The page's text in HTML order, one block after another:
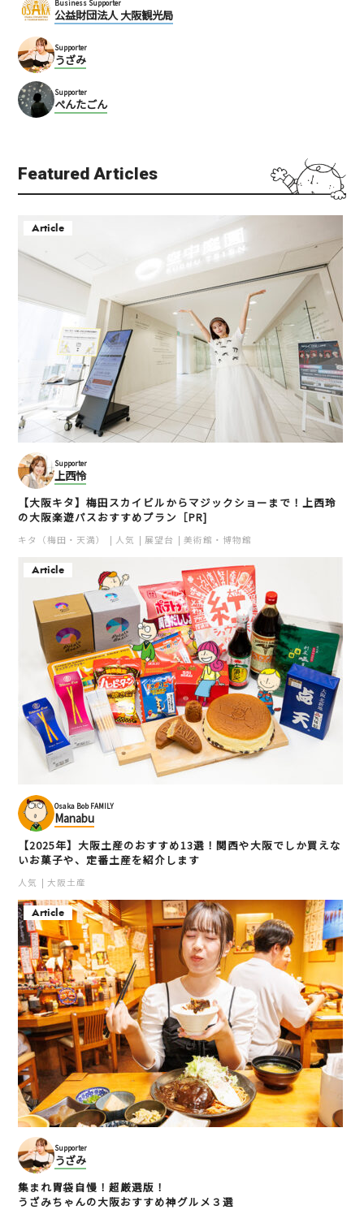
Business Supporter
公益財団法人 大阪観光局
Supporter
うざみ
Supporter
ぺんたごん
Featured Articles
Article
Supporter
上西怜
【大阪キタ】梅田スカイビルからマジックショーまで！上西玲
の大阪楽遊パスおすすめプラン［PR]
キタ（梅田・天満） 人気 展望台 美術館・博物館
Article
Osaka Bob FAMILY
Manabu
【2025年】大阪土産のおすすめ13選！関西や大阪でしか買えな
いお菓子や、定番土産を紹介します
人気 大阪土産
Article
Supporter
うざみ
集まれ胃袋自慢！超厳選版！
うざみちゃんの大阪おすすめ神グルメ３選